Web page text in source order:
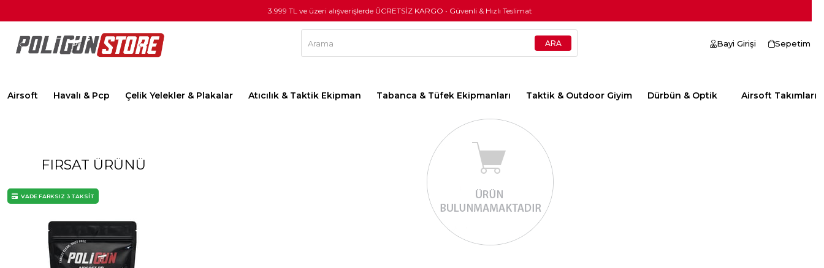
3.999 TL ve üzeri alışverişlerde ÜCRETSİZ KARGO • Güvenli & Hızlı Teslimat
Airsoft Havalı & Pcp Çelik Yelekler & Plakalar Atıcılık & Taktik Ekipman Tabanca & Tüfek Ekipmanları Taktik & Outdoor Giyim Dürbün & Optik Airsoft Takımları
Sepetim
Bayi Girişi
FIRSAT ÜRÜNÜ
VADE FARKSIZ 3 TAKSİT VADE FARKSIZ 3 TAKSİT